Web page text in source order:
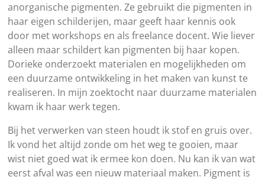
anorganische pigmenten. Ze gebruikt die pigmenten in
haar eigen schilderijen, maar geeft haar kennis ook
door met workshops en als freelance docent. Wie liever
alleen maar schildert kan pigmenten bij haar kopen.
Dorieke onderzoekt materialen en mogelijkheden om
een duurzame ontwikkeling in het maken van kunst te
realiseren. In mijn zoektocht naar duurzame materialen
kwam ik haar werk tegen.
Bij het verwerken van steen houdt ik stof en gruis over.
Ik vond het altijd zonde om het weg te gooien, maar
wist niet goed wat ik ermee kon doen. Nu kan ik van wat
eerst afval was een nieuw materiaal maken. Pigment is